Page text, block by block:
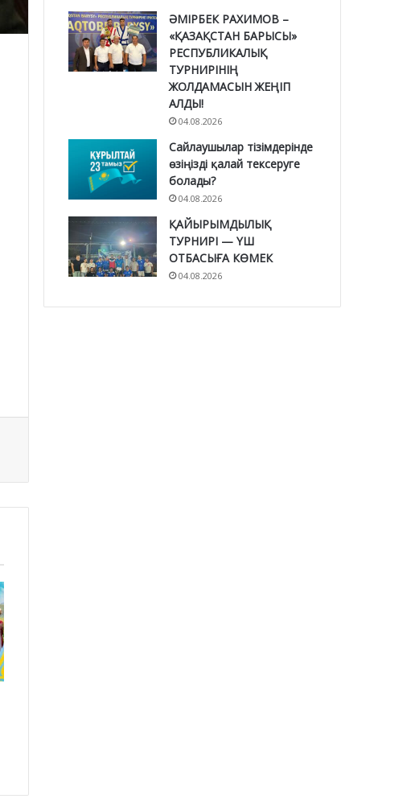
ӘМІРБЕК РАХИМОВ –
«ҚАЗАҚСТАН БАРЫСЫ»
РЕСПУБЛИКАЛЫҚ
ТУРНИРІНІҢ
ЖОЛДАМАСЫН ЖЕҢІП
АЛДЫ!
04.08.2026
Сайлаушылар тізімдерінде
өзіңізді қалай тексеруге
болады?
04.08.2026
ҚАЙЫРЫМДЫЛЫҚ
ТУРНИРІ — ҮШ
ОТБАСЫҒА КӨМЕК
04.08.2026